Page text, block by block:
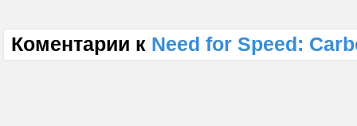
Коментарии к Need for Speed: